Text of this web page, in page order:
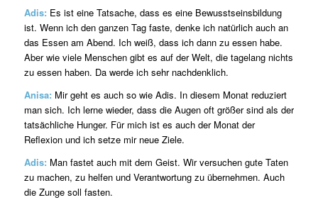
Adis: Es ist eine Tatsache, dass es eine Bewusstseinsbildung
ist. Wenn ich den ganzen Tag faste, denke ich natürlich auch an
das Essen am Abend. Ich weiß, dass ich dann zu essen habe.
Aber wie viele Menschen gibt es auf der Welt, die tagelang nichts
zu essen haben. Da werde ich sehr nachdenklich.
Anisa: Mir geht es auch so wie Adis. In diesem Monat reduziert
man sich. Ich lerne wieder, dass die Augen oft größer sind als der
tatsächliche Hunger. Für mich ist es auch der Monat der
Reflexion und ich setze mir neue Ziele.
Adis: Man fastet auch mit dem Geist. Wir versuchen gute Taten
zu machen, zu helfen und Verantwortung zu übernehmen. Auch
die Zunge soll fasten.